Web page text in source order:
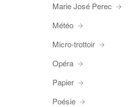
Marie José Perec
Météo
Micro-trottoir
Opéra
Papier
Poésie